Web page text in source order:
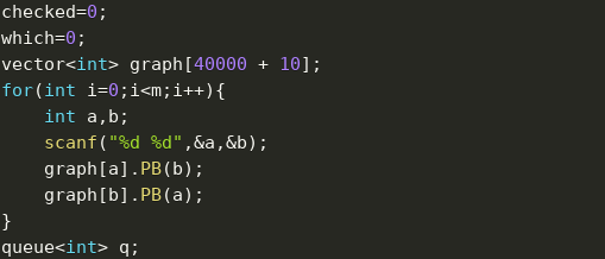
		checked
=0 ;
		which
=0 ;
		vector
<int> graph [40000 + 10] ;
for(int i=0 ; i<m; i++) {
int a , b ;
scanf ( "%d %d" ,&a ,&b) ;
			graph
[a] . PB(b) ;
			graph
[b] . PB(a) ;
}
		queue
<int> q ;